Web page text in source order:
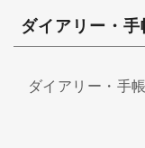
ダイアリー・手
ダイアリー・手帳